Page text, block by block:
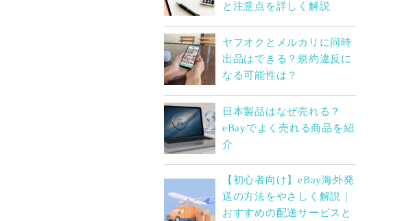
と注意点を詳しく解説
ヤフオクとメルカリに同時
出品はできる？規約違反に
なる可能性は？
日本製品はなぜ売れる？
eBayでよく売れる商品を紹
介
【初心者向け】eBay海外発
送の方法をやさしく解説｜
おすすめの配送サービスと